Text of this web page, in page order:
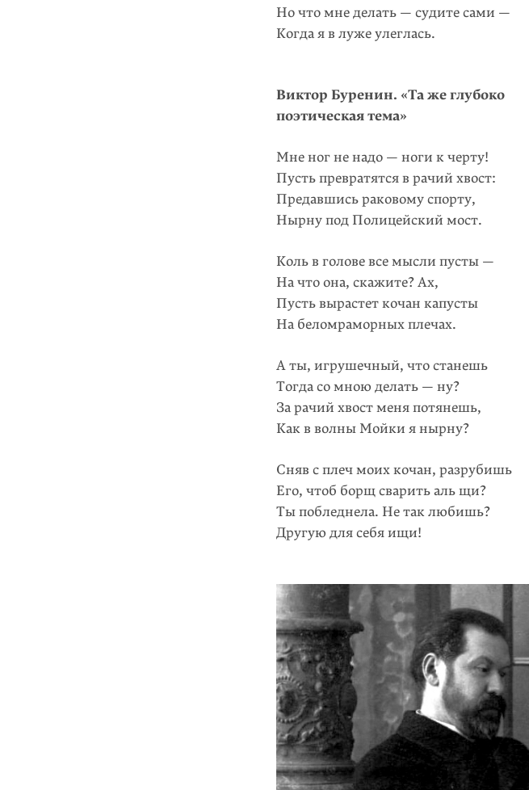
Но что мне делать — судите сами —
Когда я в луже улеглась.
Виктор Буренин. «Та же глубоко
поэтическая тема»
Мне ног не надо — ноги к черту!
Пусть превратятся в рачий хвост:
Предавшись раковому спорту,
Нырну под Полицейский мост.
Коль в голове все мысли пусты —
На что она, скажите? Ах,
Пусть вырастет кочан капусты
На беломраморных плечах.
А ты, игрушечный, что станешь
Тогда со мною делать — ну?
За рачий хвост меня потянешь,
Как в волны Мойки я нырну?
Сняв с плеч моих кочан, разрубишь
Его, чтоб борщ сварить аль щи?
Ты побледнела. Не так любишь?
Другую для себя ищи!